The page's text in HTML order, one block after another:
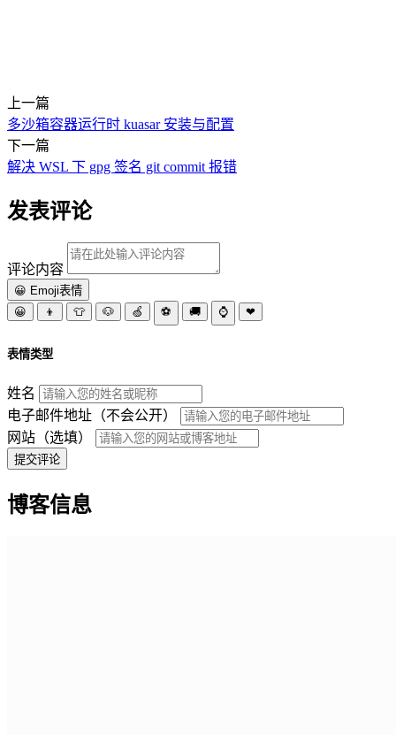
上一篇
多沙箱容器运行时 kuasar 安装与配置
下一篇
解决 WSL 下 gpg 签名 git commit 报错
发表评论
评论内容
😀 Emoji表情
😀
👦 👕 🐶 🍏 ⚽ 🚚 ⌚ ❤
表情类型
姓名
电子邮件地址（不会公开）
网站（选填）
提交评论
博客信息